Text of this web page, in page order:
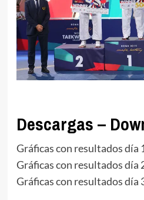
Descargas –
Gráficas con resultados día
Gráficas con resultados día
Gráficas con resultados día